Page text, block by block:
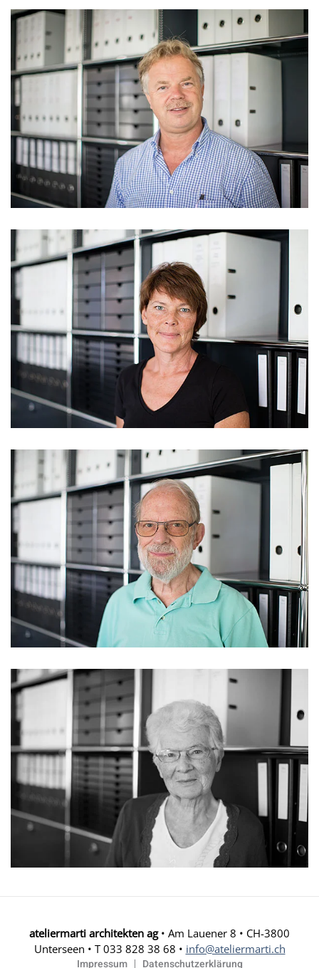
ateliermarti architekten ag• Am Lauener 8 • CH-3800
Unterseen • T 033 828 38 68 • info@ateliermarti.ch
Impressum Datenschutzerklärung